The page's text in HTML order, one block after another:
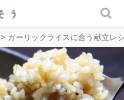
> ガーリックライスに合う献立レ